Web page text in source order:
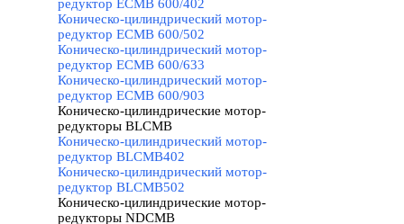
редуктор ECMB 600/402
Коническо-цилиндрический мотор-
редуктор ECMB 600/502
Коническо-цилиндрический мотор-
редуктор ECMB 600/633
Коническо-цилиндрический мотор-
редуктор ECMB 600/903
Коническо-цилиндрические мотор-
редукторы BLCMB
Коническо-цилиндрический мотор-
редуктор BLCMB402
Коническо-цилиндрический мотор-
редуктор BLCMB502
Коническо-цилиндрические мотор-
редукторы NDCMB